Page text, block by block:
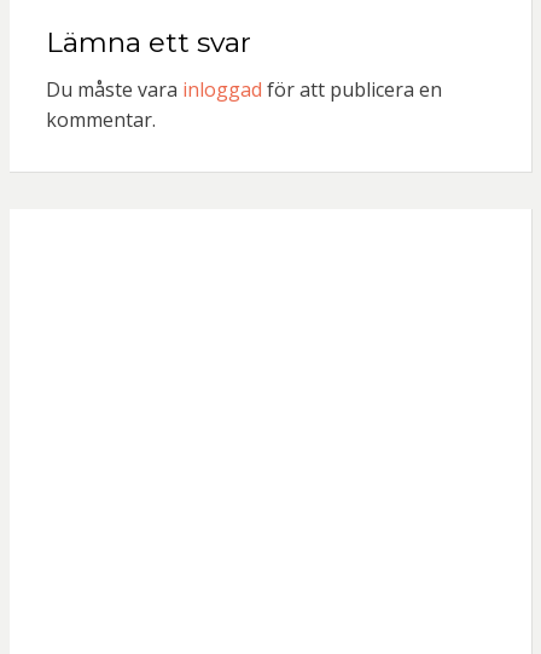
Lämna ett svar
Du måste vara inloggad för att publicera en
kommentar.